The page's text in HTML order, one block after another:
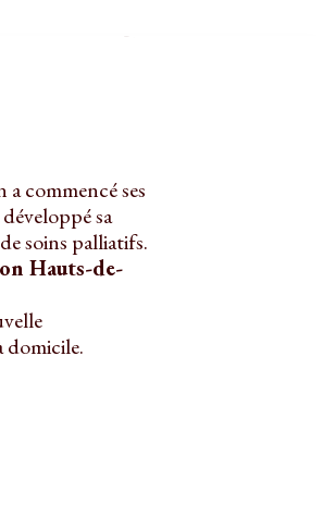
commencé ses
sa
soins palliatifs.
Hauts-de-
domicile.